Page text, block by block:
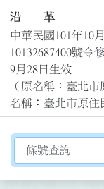
沿 革
中華民國101年10
10132687400號令
9月28日生效
（原名稱：臺北
名稱：臺北市原住
切換選擇法規資訊